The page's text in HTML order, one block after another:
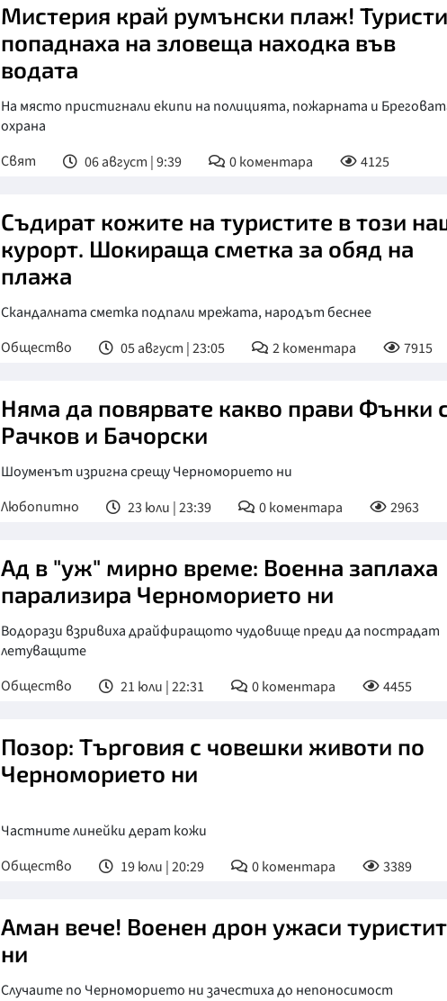
Мистерия край румънски плаж! Туристи
попаднаха на зловеща находка във
водата
На място пристигнали екипи на полицията, пожарната и
охрана
Свят
06 август | 9:39 0коментара 4125
Съдират кожите на туристите в този
курорт. Шокираща сметка за обяд на
плажа
Скандалната сметка подпали мрежата, народът беснее
Общество
05 август | 23:05 2коментара 7915
Няма да повярвате какво прави Фънки
Рачков и Бачорски
Шоуменът изригна срещу Черноморието ни
Любопитно
23 юли | 23:39 0коментара 2963
Ад в "уж" мирно време: Военна заплаха
парализира Черноморието ни
Водорази взривиха драйфиращото чудовище преди да пострадат
летуващите
Общество
21 юли | 22:31 0коментара 4455
Позор: Търговия с човешки животи по
Черноморието ни
Частните линейки дерат кожи
Общество
19 юли | 20:29 0коментара 3389
Аман вече! Военен дрон ужаси
ни
Случаите по Черноморието ни зачестиха до непоносимост